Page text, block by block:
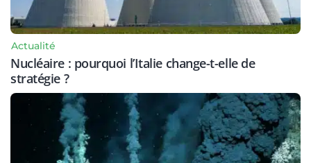
Actualité
Nucléaire : pourquoi l’Italie change-t-elle de
stratégie ?